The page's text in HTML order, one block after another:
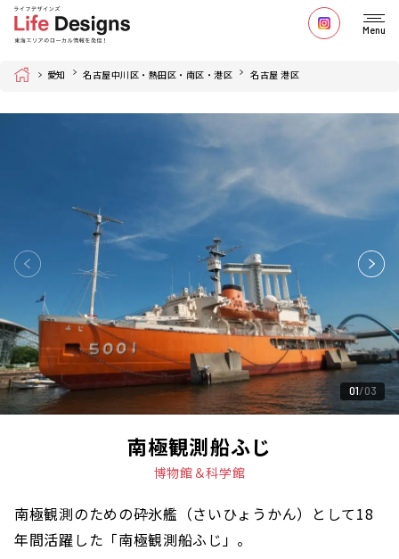
Menu
Home 愛知 名古屋中川区・熱田区・南区・港区 名古屋 港区
01 03
南極観測船ふじ
博物館＆科学館
南極観測のための砕氷艦（さいひょうかん）として18
年間活躍した「南極観測船ふじ」。